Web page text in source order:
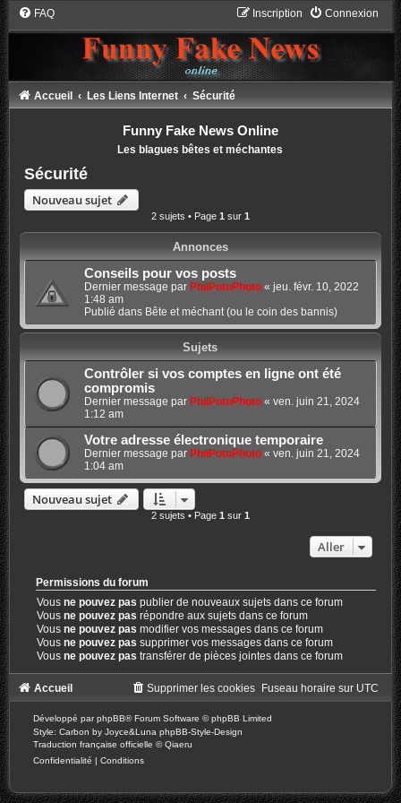
FAQ Connexion
Inscription
Accueil Les Liens Internet Sécurité
Funny Fake News Online
Les blagues bêtes et méchantes
Sécurité
Nouveau sujet
2 sujets • Page 1 sur 1
Annonces
Conseils pour vos posts
Dernier message par PhilPotoPhoto« jeu. févr. 10, 2022
1:48 am
Publié dans Bête et méchant (ou le coin des bannis)
Sujets
Contrôler si vos comptes en ligne ont été
compromis
Dernier message par PhilPotoPhoto« ven. juin 21, 2024
1:12 am
Votre adresse électronique temporaire
Dernier message par PhilPotoPhoto« ven. juin 21, 2024
1:04 am
Nouveau sujet
2 sujets • Page 1 sur 1
Aller
Permissions du forum
Vousne pouvez pas publier de nouveaux sujets dans ce forum
Vousne pouvez pas répondre aux sujets dans ce forum
Vousne pouvez pas modifier vos messages dans ce forum
Vousne pouvez pas supprimer vos messages dans ce forum
Vousne pouvez pas transférer de pièces jointes dans ce forum
Accueil Fuseau horaire sur UTC
Supprimer les cookies
Développé parphpBB® Forum Software © phpBB Limited
Style: Carbon by Joyce&Luna phpBB-Style-Design
Traduction française officielle ©Qiaeru
Confidentialité | Conditions